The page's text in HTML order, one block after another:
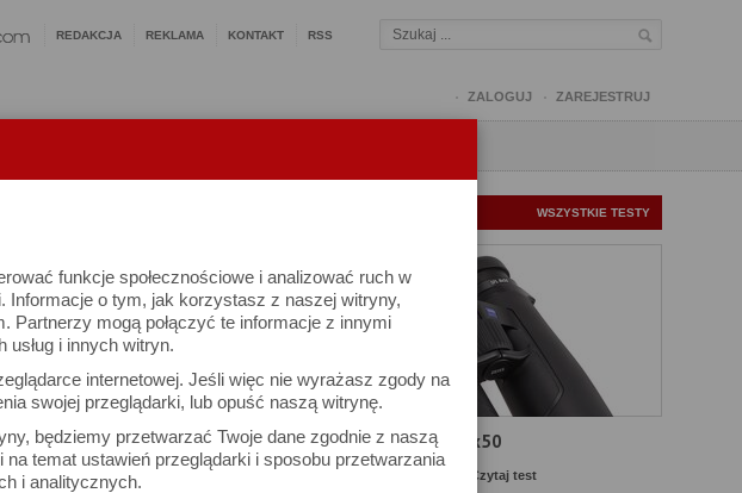
funkcje społecznościowe i analizować ruch w
Informacje o tym, jak korzystasz z naszej witryny,
Partnerzy mogą połączyć te informacje z innymi
i innych witryn.
internetowej. Jeśli więc nie wyrażasz zgody na
swojej przeglądarki, lub opuść naszą witrynę.
będziemy przetwarzać Twoje dane zgodnie z naszą
temat ustawień przeglądarki i sposobu przetwarzania
i analitycznych.
REDAKCJA REKLAMA KONTAKT RSS
ZALOGUJ ZAREJESTRUJ
lornetki
WSZYSTKIE TESTY
Test Carl Zeiss SFL 8x50
Czytaj test